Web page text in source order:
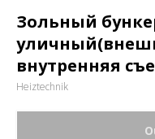
Зольный
внутренняя
Heiztechnik